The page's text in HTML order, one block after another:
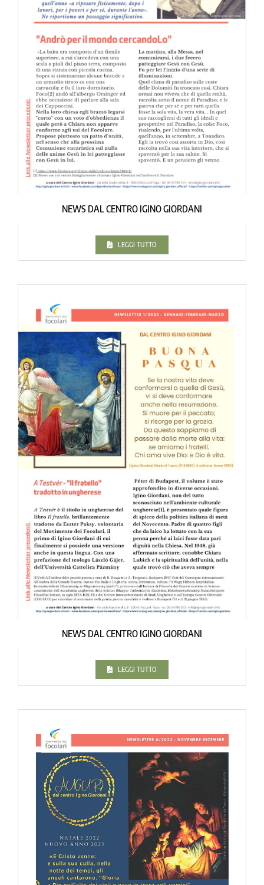
NEWS DAL CENTRO IGINO GIORDANI
LEGGI TUTTO
NEWS DAL CENTRO IGINO GIORDANI
LEGGI TUTTO